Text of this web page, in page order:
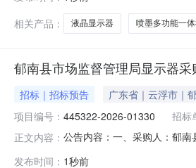
相关产品：
液晶显示器 喷墨多功能一
郁南县市场监督管理局显示器采
招标｜招标预告 广东省｜云浮市｜
项目编号： 445322-2026-01330 招标
正文内容： 公告内容：一、采购人：郁
发布时间： 1秒前